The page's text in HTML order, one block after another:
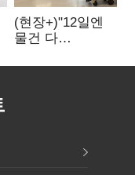
(현장+)"12일엔
물건 다
매대 채우며 문